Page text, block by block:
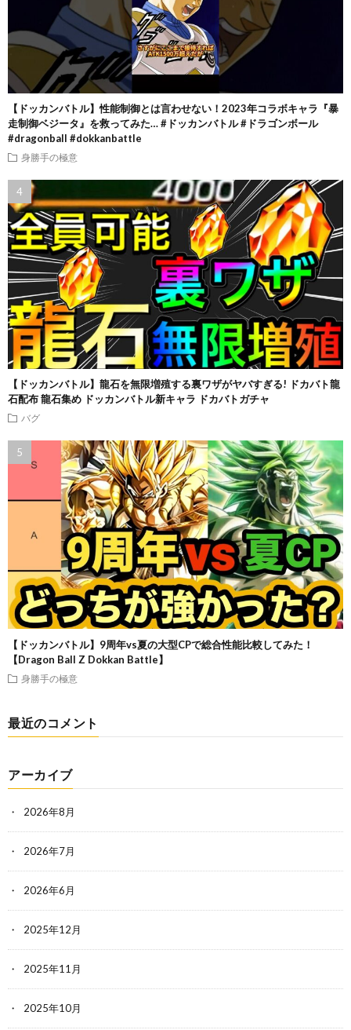
【ドッカンバトル】性能制御とは言わせない！2023年コラボキャラ『暴
走制御ベジータ』を救ってみた… #ドッカンバトル #ドラゴンボール
#dragonball #dokkanbattle
身勝手の極意
【ドッカンバトル】龍石を無限増殖する裏ワザがヤバすぎる! ドカバト龍
石配布 龍石集め ドッカンバトル新キャラ ドカバトガチャ
バグ
【ドッカンバトル】9周年vs夏の大型CPで総合性能比較してみた！
【Dragon Ball Z Dokkan Battle】
身勝手の極意
最近のコメント
アーカイブ
2026年8月
2026年7月
2026年6月
2025年12月
2025年11月
2025年10月